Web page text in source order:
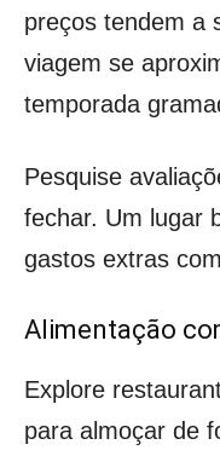
preços tendem a
viagem se
temporada
Pesquise
fechar. Um lugar
gastos extras
Alimentação
Explore
para almoçar de